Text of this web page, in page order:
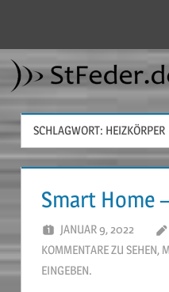
springen
SCHLAGWORT: HEIZKÖRPER
Smart Home
JANUAR 9, 2022
KOMMENTARE ZU SEHEN,
EINGEBEN.